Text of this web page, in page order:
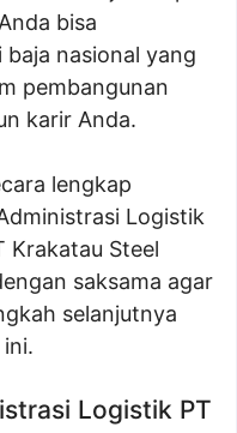
bisa
nasional yang
pembangunan
karir Anda.
lengkap
Logistik
Krakatau Steel
saksama agar
selanjutnya
Logistik PT